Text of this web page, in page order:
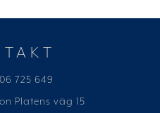
725 649
Platens väg 15